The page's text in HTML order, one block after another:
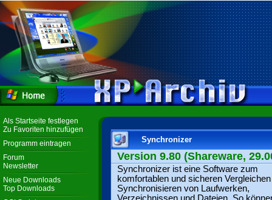
Als Startseite festlegen
Zu Favoriten hinzufügen
Programm eintragen
Forum
Newsletter
Neue Downloads
Top Downloads
Synchronizer
Version 9.80 (Shareware,
Synchronizer ist eine Software zum
komfortablen und sicheren
Synchronisieren von Laufwerken,